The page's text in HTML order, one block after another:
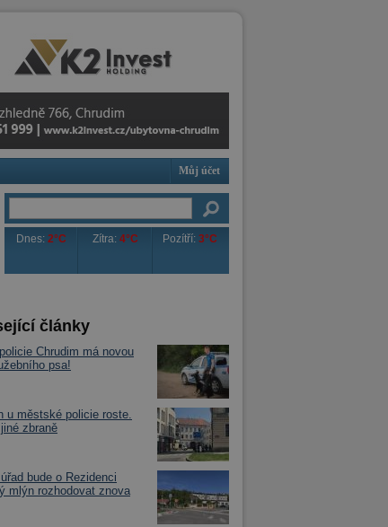
Můj účet
Dnes:2°C Zítra:4°C Pozítří: 3°C
články
Chrudim má novou
psa!
u městské policie roste.
zbraně
bude o Rezidenci
mlýn rozhodovat znova